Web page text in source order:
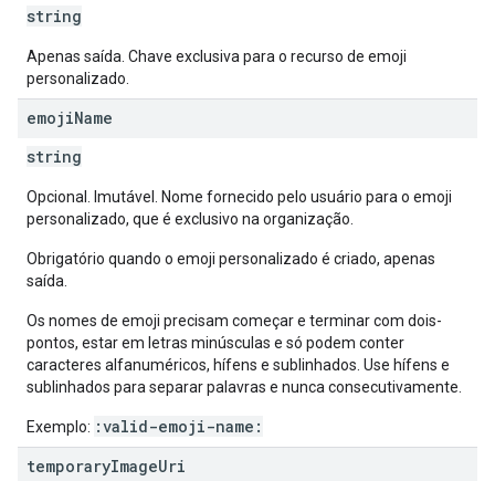
string
Apenas saída. Chave exclusiva para o recurso de emoji
personalizado.
emojiName
string
Opcional. Imutável. Nome fornecido pelo usuário para o emoji
personalizado, que é exclusivo na organização.
Obrigatório quando o emoji personalizado é criado, apenas
saída.
Os nomes de emoji precisam começar e terminar com dois-
pontos, estar em letras minúsculas e só podem conter
caracteres alfanuméricos, hífens e sublinhados. Use hífens e
sublinhados para separar palavras e nunca consecutivamente.
Exemplo: :valid-emoji-name:
temporaryImageUri